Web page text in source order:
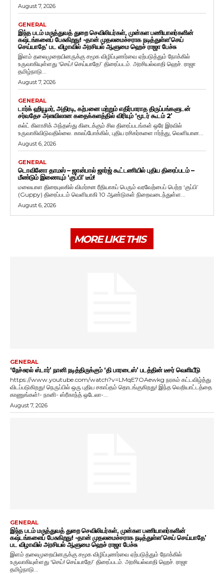
August 7, 2026
GENERAL
இந்த படம் மருத்துவத் துறை செவிலியர்கள், முன்கள பணியாளர்களின்
கஷ்டங்களைப் பேசுகிறது! -தான் முதலமைச்சராக நடித்துள்ள’செய்
செய்யாதே’ பட விழாவில் அரசியல் ஆளுமை ஹெச் ராஜா பேச்சு
இளம் தலைமுறையினருக்கு சமூக விழிப்புணர்வை ஏற்படுத்தும் நோக்கில்
உருவாகியுள்ளது ‘செய்! செய்யாதே!’ திரைப்படம். அரசியல்வாதி ஹெச். ராஜா
தமிழ்நாடு...
August 7, 2026
GENERAL
டார்க் ஹியூமர், அதிரடி, கற்பனை மற்றும் எதிர்பாராத திருப்பங்களுடன்
சர்வதேச அளவிலான கதைக்களத்தில் விரியும் ‘மூடர் கூடம் 2’
கல்ட் கிளாசிக் அந்தஸ்து கிடைக்கும் சில திரைப்படங்கள் ஒரே இரவில்
உருவாகிவிடுவதில்லை. காலப்போக்கில், புதிய ரசிகர்களை ஈர்த்து, வெளியான...
August 6, 2026
GENERAL
டொவினோ தாமஸ் – ஜான்பால் ஜார்ஜ் கூட்டணியில் புதிய திரைப்படம் –
மீண்டும் இணையும் ‘குப்பி’ டீம்!
மலையாள திரையுலகில் விமர்சன ரீதியாகப் பெரும் வரவேற்பைப் பெற்ற ‘குப்பி’
(Guppy) திரைப்படம் வெளியாகி 10 ஆண்டுகள் நிறைவடைந்துள்ள...
August 6, 2026
MORE LIKE THIS
GENERAL
‘நேச்சுரல் ஸ்டார்’ நானி நடித்திருக்கும் ‘தி பாரடைஸ்’ படத்தின் டீசர் வெளியீடு
https://www.youtube.com/watch?v=LMqE7OAewkg நரகம் கட்டவிழ்த்து
விடப்படுகிறது! நெருப்பில் ஒரு புதிய சகாப்தம் தொடங்குகிறது! இந்த வெறியாட்டத்தை
காணுங்கள்!- நானி- ஸ்ரீகாந்த் ஒடேலா-...
August 7, 2026
GENERAL
இந்த படம் மருத்துவத் துறை செவிலியர்கள், முன்கள பணியாளர்களின்
கஷ்டங்களைப் பேசுகிறது! -தான் முதலமைச்சராக நடித்துள்ள’செய் செய்யாதே’
பட விழாவில் அரசியல் ஆளுமை ஹெச் ராஜா பேச்சு
இளம் தலைமுறையினருக்கு சமூக விழிப்புணர்வை ஏற்படுத்தும் நோக்கில்
உருவாகியுள்ளது ‘செய்! செய்யாதே!’ திரைப்படம். அரசியல்வாதி ஹெச். ராஜா
தமிழ்நாடு...